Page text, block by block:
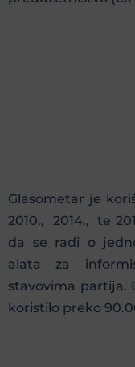
Glasometar je
2010., 2014., te
da se radi o
alata za
stavovima partija.
koristilo preko